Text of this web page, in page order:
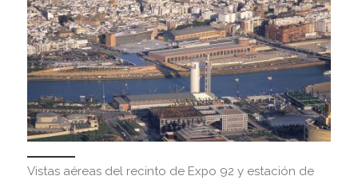
Vistas aéreas del recinto de Expo 92 y estación de